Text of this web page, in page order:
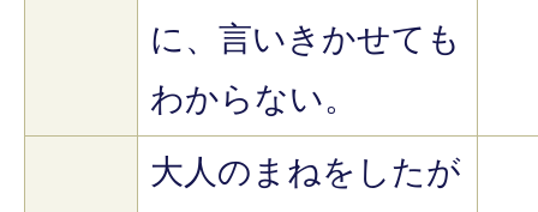
に、言いきかせても
わからない。
大人のまねをしたが